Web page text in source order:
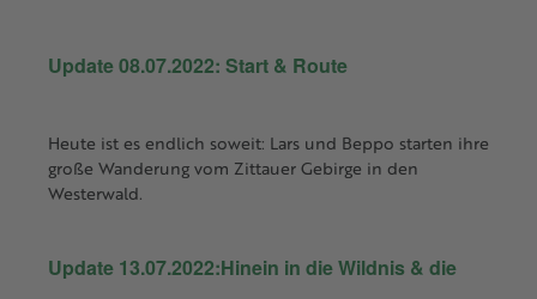
Update 08.07.2022: Start & Route
Heute ist es endlich soweit: Lars und Beppo starten ihre
große Wanderung vom Zittauer Gebirge in den
Westerwald.
Update 13.07.2022:Hinein in die Wildnis & die